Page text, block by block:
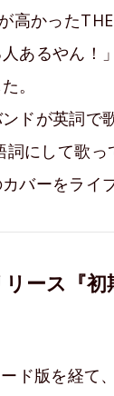
高かった
あるやん！
。
ドが英詞で
にして歌
バーをライ
ース『初
ド版を経て